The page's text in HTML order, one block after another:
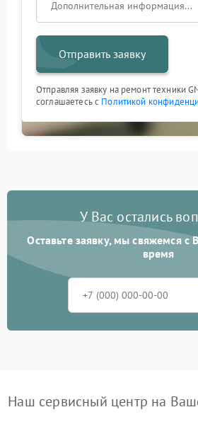
Отправить заявку
Отправляя заявку на ремонт техники
соглашаетесь с Политикой
У Вас остались
Оставьте заявку, мы свяжемся
время
Наш сервисный центр на